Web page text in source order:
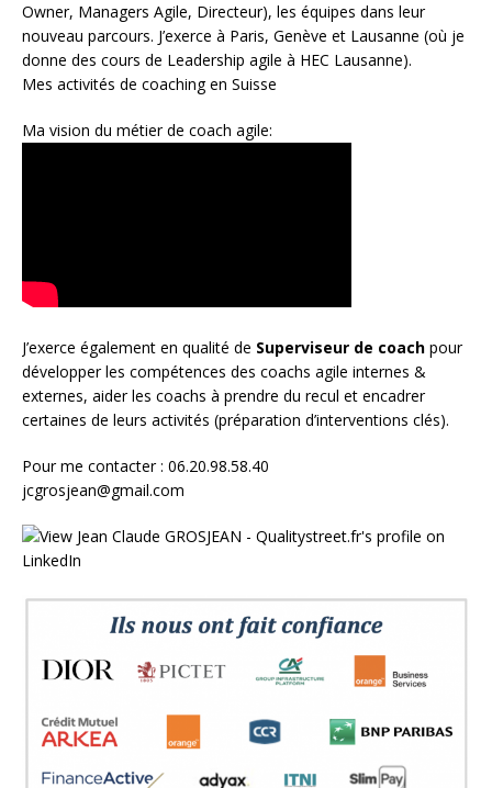
Owner, Managers Agile, Directeur), les équipes dans leur
nouveau parcours. J’exerce à Paris, Genève et Lausanne (où je
donne des cours de Leadership agile à HEC Lausanne).
Mes activités de coaching en Suisse
Ma vision du métier de coach agile:
J’exerce également en qualité de Superviseur de coach pour
développer les compétences des coachs agile internes &
externes, aider les coachs à prendre du recul et encadrer
certaines de leurs activités (préparation d’interventions clés).
Pour me contacter : 06.20.98.58.40
jcgrosjean@gmail.com